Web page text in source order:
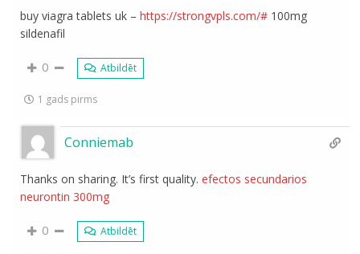
buy viagra tablets uk –https://strongvpls.com/#
sildenafil
0 Atbildēt
1 gads pirms
Conniemab
Thanks on sharing. It’s first quality.efectos secundarios
neurontin 300mg
0 Atbildēt